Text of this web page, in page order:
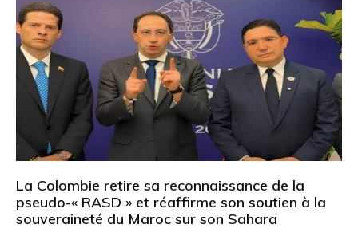
La Colombie retire sa reconnaissance de la
pseudo-« RASD » et réaffirme son soutien à la
souveraineté du Maroc sur son Sahara